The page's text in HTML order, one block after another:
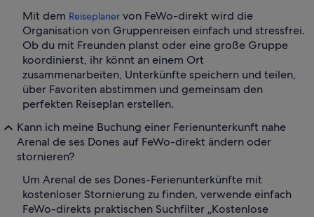
Mit dem Reiseplaner von FeWo-direkt wird die
Organisation von Gruppenreisen einfach und stressfrei.
Ob du mit Freunden planst oder eine große Gruppe
koordinierst, ihr könnt an einem Ort
zusammenarbeiten, Unterkünfte speichern und teilen,
über Favoriten abstimmen und gemeinsam den
perfekten Reiseplan erstellen.
Kann ich meine Buchung einer Ferienunterkunft nahe
Arenal de ses Dones auf FeWo-direkt ändern oder
stornieren?
Um Arenal de ses Dones-Ferienunterkünfte mit
kostenloser Stornierung zu finden, verwende einfach
FeWo-direkts praktischen Suchfilter „Kostenlose